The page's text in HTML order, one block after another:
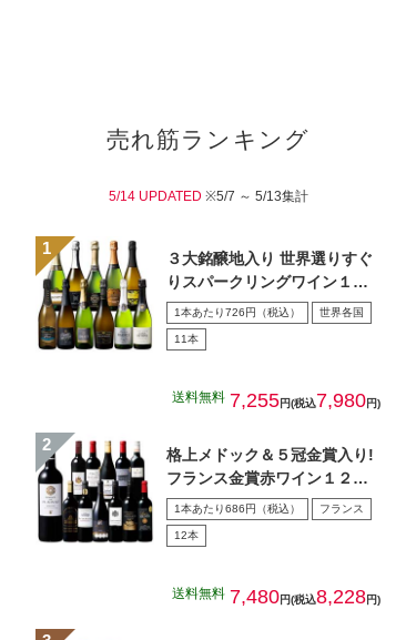
売れ筋ランキング
5/14 UPDATED ※5/7 ～ 5/13集計
３大銘醸地入り 世界選りすぐ
りスパークリングワイン１１
本セット 第４３弾
1本あたり726円（税込） 世界各国
11本
送料無料 7,255円(税込7,980円)
格上メドック＆５冠金賞入り!
フランス金賞赤ワイン１２本
セット 第１０８弾
1本あたり686円（税込） フランス
12本
送料無料 7,480円(税込8,228円)